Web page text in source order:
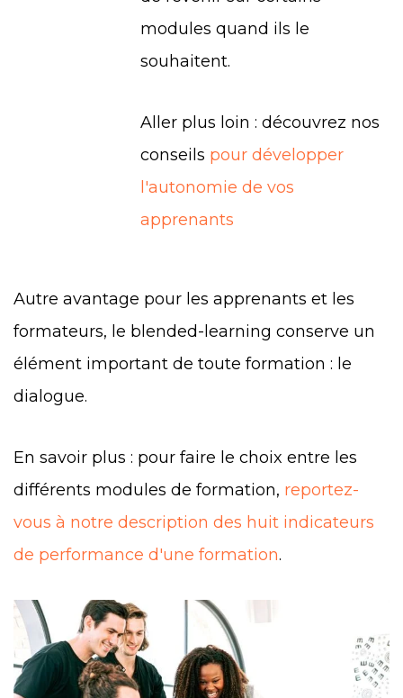
modules quand ils le
souhaitent.
Aller plus loin : découvrez nos
conseils pour développer
l'autonomie de vos
apprenants
Autre avantage pour les apprenants et les
formateurs, le blended-learning conserve un
élément important de toute formation : le
dialogue.
En savoir plus : pour faire le choix entre les
différents modules de formation, reportez-
vous à notre description des huit indicateurs
de performance d'une formation.